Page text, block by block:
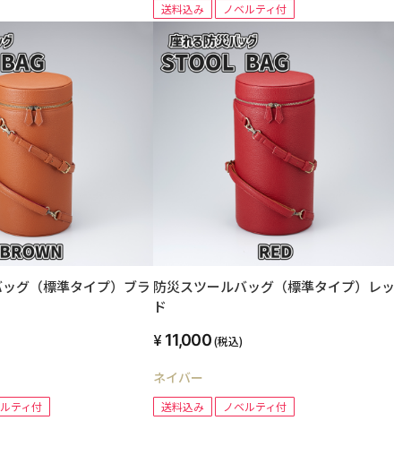
送料込み ノベルティ付
グ（標準タイプ）ブラ
ティ付
防災スツールバッグ（標準タイプ）レッ
ド
11,000(税込)
ネイバー
送料込み ノベルティ付